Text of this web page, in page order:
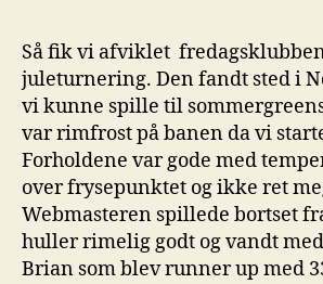
Så fik vi afviklet
juleturnering. Den fandt sted i
vi kunne spille til
var rimfrost på banen da vi
Forholdene var gode med
over frysepunktet og ikke ret
Webmasteren spillede bortset
huller rimelig godt og vandt
Brian som blev runner up med